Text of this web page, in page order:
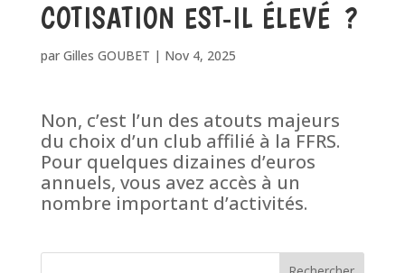
COTISATION EST-IL ÉLEVÉ ?
par Gilles GOUBET | Nov 4, 2025
Non, c’est l’un des atouts majeurs
du choix d’un club affilié à la FFRS.
Pour quelques dizaines d’euros
annuels, vous avez accès à un
nombre important d’activités.